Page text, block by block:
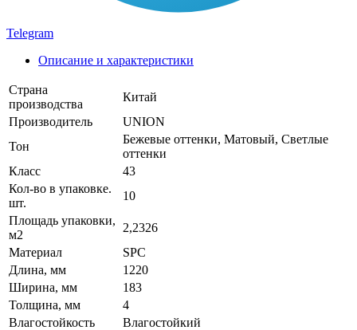
Telegram
Описание и характеристики
Страна
производства
Китай
Производитель
UNION
Тон
Бежевые оттенки, Матовый, Светлые
оттенки
Класс
43
Кол-во в упаковке.
шт.
10
Площадь упаковки,
м2
2,2326
Материал
SPC
Длина, мм
1220
Ширина, мм
183
Толщина, мм
4
Влагостойкость
Влагостойкий